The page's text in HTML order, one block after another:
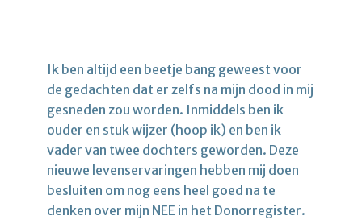
Ik ben altijd een beetje bang geweest voor
de gedachten dat er zelfs na mijn dood in mij
gesneden zou worden. Inmiddels ben ik
ouder en stuk wijzer (hoop ik) en ben ik
vader van twee dochters geworden. Deze
nieuwe levenservaringen hebben mij doen
besluiten om nog eens heel goed na te
denken over mijn NEE in het Donorregister.